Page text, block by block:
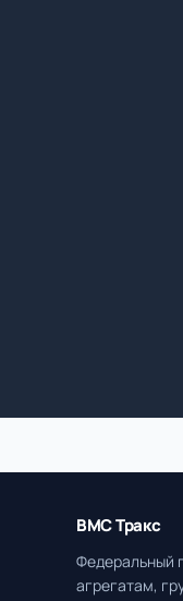
ВМС Тракс
Федеральный
агрегатам,